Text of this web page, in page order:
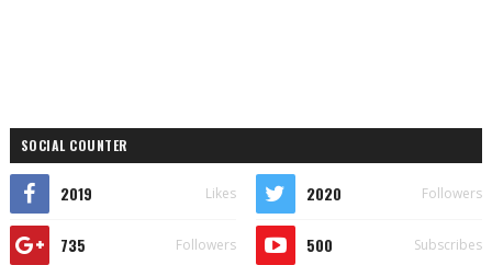
SOCIAL COUNTER
2019 Likes 2020 Followers
735 Followers 500 Subscribes